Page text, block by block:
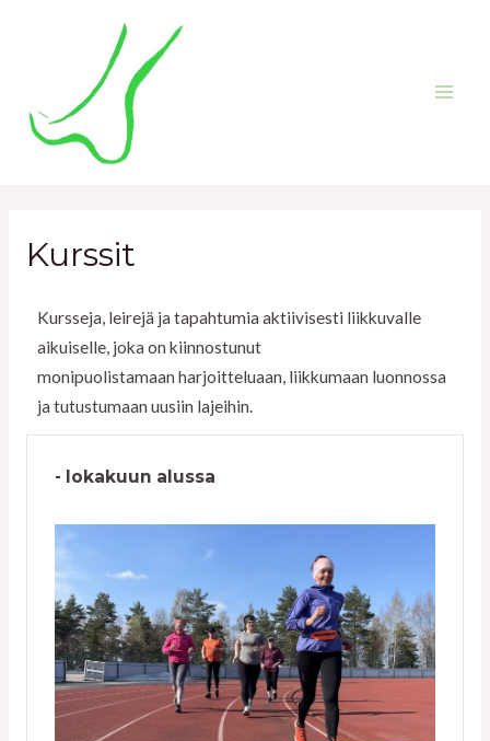
Kurssit
Kursseja, leirejä ja tapahtumia aktiivisesti liikkuvalle
aikuiselle, joka on kiinnostunut
monipuolistamaan harjoitteluaan, liikkumaan luonnossa
ja tutustumaan uusiin lajeihin.
- lokakuun alussa